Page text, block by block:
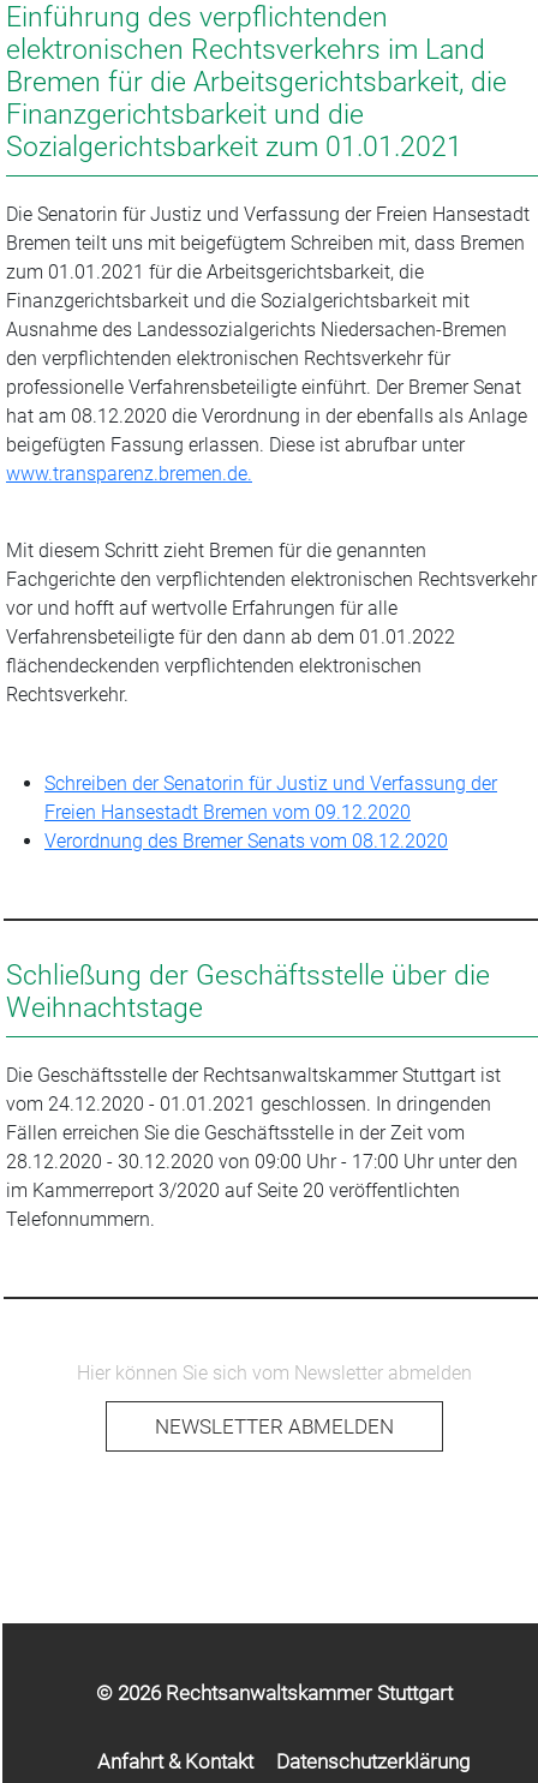
Einführung des verpflichtenden
elektronischen Rechtsverkehrs im Land
Bremen für die Arbeitsgerichtsbarkeit, die
Finanzgerichtsbarkeit und die
Sozialgerichtsbarkeit zum 01.01.2021
Die Senatorin für Justiz und Verfassung der Freien Hansestadt
Bremen teilt uns mit beigefügtem Schreiben mit, dass Bremen
zum 01.01.2021 für die Arbeitsgerichtsbarkeit, die
Finanzgerichtsbarkeit und die Sozialgerichtsbarkeit mit
Ausnahme des Landessozialgerichts Niedersachen-Bremen
den verpflichtenden elektronischen Rechtsverkehr für
professionelle Verfahrensbeteiligte einführt. Der Bremer Senat
hat am 08.12.2020 die Verordnung in der ebenfalls als Anlage
beigefügten Fassung erlassen. Diese ist abrufbar unter
www.transparenz.bremen.de.
Mit diesem Schritt zieht Bremen für die genannten
Fachgerichte den verpflichtenden elektronischen Rechtsverkehr
vor und hofft auf wertvolle Erfahrungen für alle
Verfahrensbeteiligte für den dann ab dem 01.01.2022
flächendeckenden verpflichtenden elektronischen
Rechtsverkehr.
Schreiben der Senatorin für Justiz und Verfassung der
Freien Hansestadt Bremen vom 09.12.2020
Verordnung des Bremer Senats vom 08.12.2020
Schließung der Geschäftsstelle über die
Weihnachtstage
Die Geschäftsstelle der Rechtsanwaltskammer Stuttgart ist
vom 24.12.2020 - 01.01.2021 geschlossen. In dringenden
Fällen erreichen Sie die Geschäftsstelle in der Zeit vom
28.12.2020 - 30.12.2020 von 09:00 Uhr - 17:00 Uhr unter den
im Kammerreport 3/2020 auf Seite 20 veröffentlichten
Telefonnummern.
Hier können Sie sich vom Newsletter abmelden
NEWSLETTER ABMELDEN
© 2026 Rechtsanwaltskammer Stuttgart
Anfahrt & Kontakt
Datenschutzerklärung